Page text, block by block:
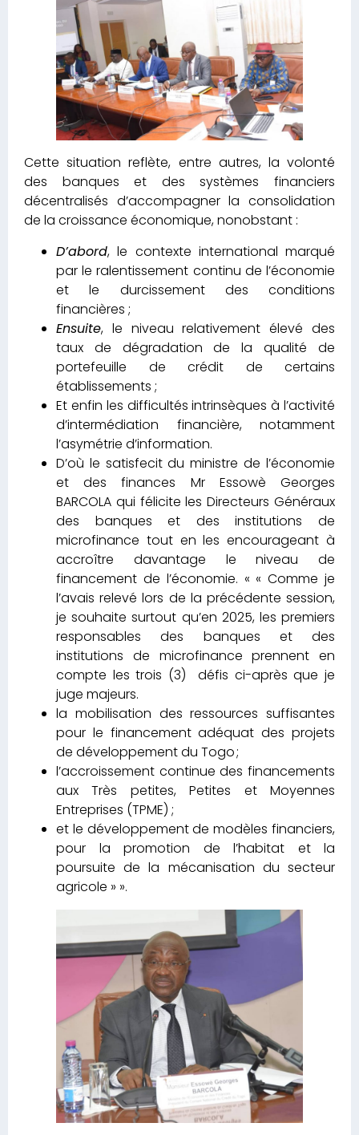
Cette situation reflète, entre autres, la volonté
des banques et des systèmes financiers
décentralisés d’accompagner la consolidation
de la croissance économique, nonobstant :
D’abord, le contexte international marqué
par le ralentissement continu de l’économie
et le durcissement des conditions
financières ;
Ensuite, le niveau relativement élevé des
taux de dégradation de la qualité de
portefeuille de crédit de certains
établissements ;
Et enfin les difficultés intrinsèques à l’activité
d’intermédiation financière, notamment
l’asymétrie d’information.
D’où le satisfecit du ministre de l’économie
et des finances Mr Essowè Georges
BARCOLA qui félicite les Directeurs Généraux
des banques et des institutions de
microfinance tout en les encourageant à
accroître davantage le niveau de
financement de l’économie. « « Comme je
l’avais relevé lors de la précédente session,
je souhaite surtout qu’en 2025, les premiers
responsables des banques et des
institutions de microfinance prennent en
compte les trois (3) défis ci-après que je
juge majeurs.
la mobilisation des ressources suffisantes
pour le financement adéquat des projets
de développement du Togo ;
l’accroissement continue des financements
aux Très petites, Petites et Moyennes
Entreprises (TPME) ;
et le développement de modèles financiers,
pour la promotion de l’habitat et la
poursuite de la mécanisation du secteur
agricole » ».